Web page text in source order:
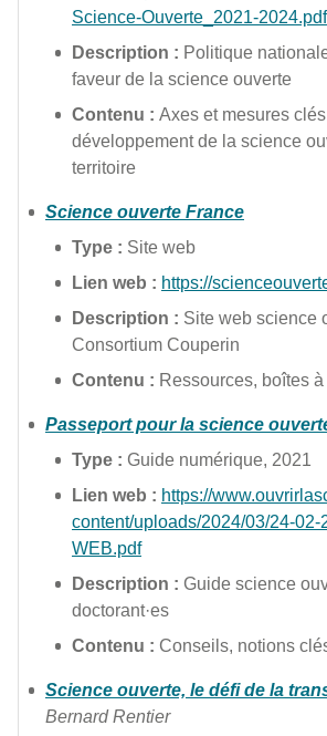
Science-Ouverte_2021-2024.pdf
Description : Politique
faveur de la science ouverte
Contenu : Axes et mesures
développement de la science
territoire
Science ouverte France
Type : Site web
Lien web : https://
Description : Site web science
Consortium Couperin
Contenu : Ressources, boîtes à
Passeport pour la science
Type : Guide numérique, 2021
Lien web : https://
content/uploads/2024/03/24-02-
WEB.pdf
Description : Guide science
doctorant·es
Contenu : Conseils, notions
Science ouverte, le défi de la
Bernard Rentier